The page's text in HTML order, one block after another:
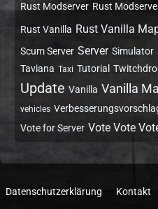
Rust Modserver Rust
Rust Vanilla Rust Vanilla
Scum Server Server Simulator
Taviana Taxi Tutorial
Update Vanilla Vanilla
vehicles
Vote for Server Vote Vote
Datenschutzerklärung Kontakt